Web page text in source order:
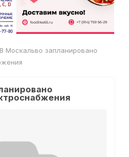
В Москальво запланировано